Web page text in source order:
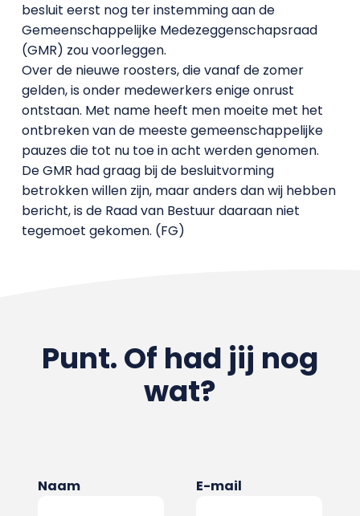
besluit eerst nog ter instemming aan de
Gemeenschappelijke Medezeggenschapsraad
(GMR) zou voorleggen.
Over de nieuwe roosters, die vanaf de zomer
gelden, is onder medewerkers enige onrust
ontstaan. Met name heeft men moeite met het
ontbreken van de meeste gemeenschappelijke
pauzes die tot nu toe in acht werden genomen.
De GMR had graag bij de besluitvorming
betrokken willen zijn, maar anders dan wij hebben
bericht, is de Raad van Bestuur daaraan niet
tegemoet gekomen. (FG)
Punt. Of had jij nog
wat?
Naam E-mail